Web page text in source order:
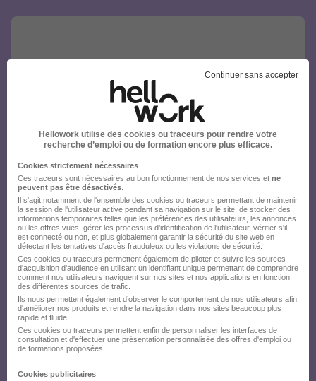
Continuer sans accepter
Hellowork utilise des cookies ou traceurs pour rendre votre
recherche d’emploi ou de formation encore plus efficace.
Cookies strictement nécessaires
Ces traceurs sont nécessaires au bon fonctionnement de nos services et ne
peuvent pas être désactivés
Il s'agit notamment de l'ensemble des cookies ou traceurs permettant de maintenir
la session de l'utilisateur active pendant sa navigation sur le site, de stocker des
informations temporaires telles que les préférences des utilisateurs, les annonces
ou les offres vues, gérer les processus d'identification de l'utilisateur, vérifier s'il
est connecté ou non, et plus globalement garantir la sécurité du site web en
détectant les tentatives d'accès frauduleux ou les violations de sécurité.
Ces cookies ou traceurs permettent également de piloter et suivre les sources
d'acquisition d'audience en utilisant un identifiant unique permettant de comprendre
comment nos utilisateurs naviguent sur nos sites et nos applications en fonction
des différentes sources de trafic.
Ils nous permettent également d’observer le comportement de nos utilisateurs afin
d'améliorer nos produits et rendre la navigation dans nos sites beaucoup plus
rapide et fluide.
Ces cookies ou traceurs permettent enfin de personnaliser les interfaces de
consultation et d'effectuer une présentation personnalisée des offres d'emploi ou
de formations proposées.
Cookies publicitaires